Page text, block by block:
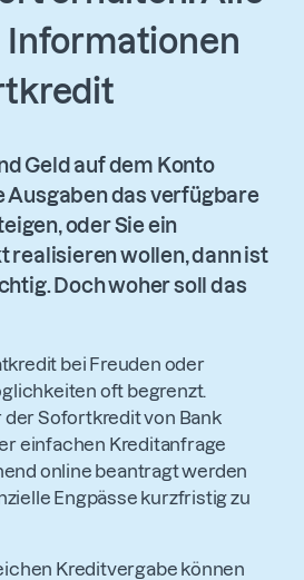
Geld auf dem Konto
Ausgaben das verfügbare
oder Sie ein
realisieren wollen, dann ist
Doch woher soll das
bei Freuden oder
oft begrenzt.
Sofortkredit von Bank
einfachen Kreditanfrage
online beantragt werden
Engpässe kurzfristig zu
Kreditvergabe können